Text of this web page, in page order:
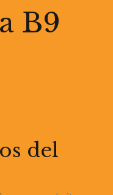
B9
del